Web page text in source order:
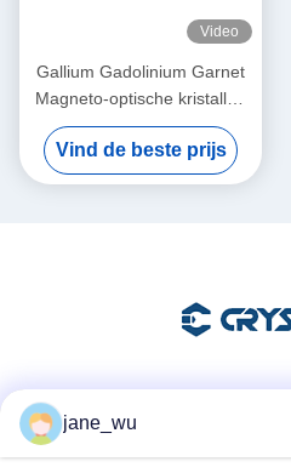
Video
Gallium Gadolinium Garnet
Magneto-optische kristallen
Gd3Ga5O12 of GGG
Vind de beste prijs
jane_wu